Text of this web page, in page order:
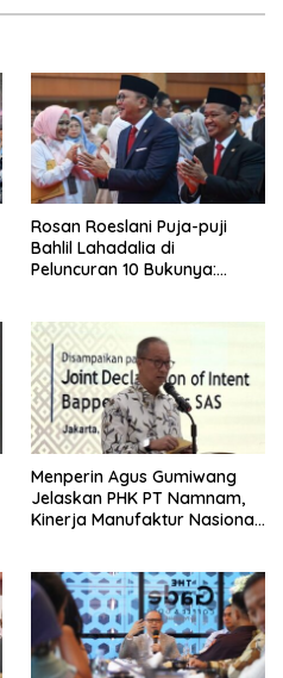
Rosan Roeslani Puja-puji
Bahlil Lahadalia di
Peluncuran 10 Bukunya:
Menperin Agus Gumiwang
Jelaskan PHK PT Namnam,
Kinerja Manufaktur Nasional